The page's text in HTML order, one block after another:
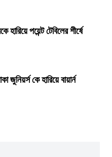
হারিয়ে পয়েন্ট টেবিলের শীর্ষে
জুনিয়র্স কে হারিয়ে বায়ার্ন